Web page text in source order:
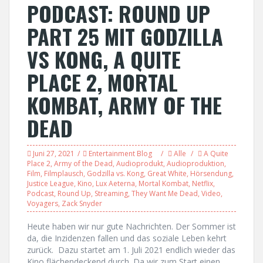
PODCAST: ROUND UP
PART 25 MIT GODZILLA
VS KONG, A QUITE
PLACE 2, MORTAL
KOMBAT, ARMY OF THE
DEAD
Juni 27, 2021 Entertainment Blog Alle
A Quite
Place 2, Army of the Dead, Audioprodukt, Audioproduktion,
Film, Filmplausch, Godzilla vs. Kong, Great White, Hörsendung,
Justice League, Kino, Lux Aeterna, Mortal Kombat, Netflix,
Podcast, Round Up, Streaming, They Want Me Dead, Video,
Voyagers, Zack Snyder
Heute haben wir nur gute Nachrichten. Der Sommer ist
da, die Inzidenzen fallen und das soziale Leben kehrt
zurück. Dazu startet am 1. Juli 2021 endlich wieder das